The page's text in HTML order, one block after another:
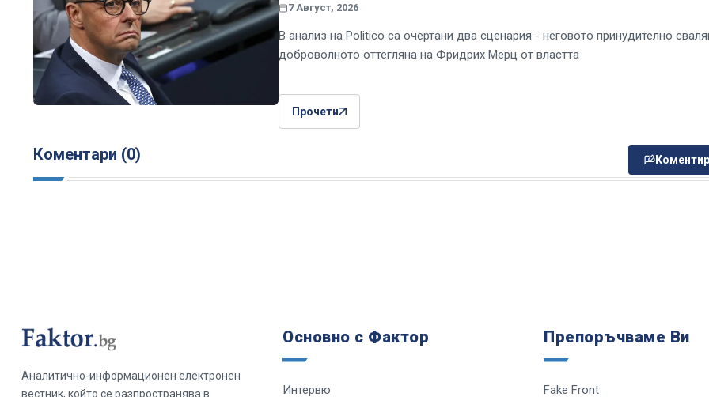
7 Август, 2026
В анализ на Politico са очертани два сценария - неговото принудително
доброволното оттегляна на Фридрих Мерц от властта
Прочети
Коментари (0)
Аналитично-информационен електронен
вестник, който се разпространява в
Основно с Фактор
Интервю
Препоръчваме Ви
Fake Front